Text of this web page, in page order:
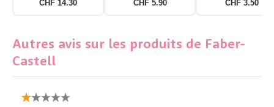
CHF 14.30 CHF 5.90 CHF 3.50
Autres avis sur les produits de Faber-
Castell